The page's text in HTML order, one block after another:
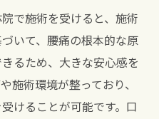
で施術を受けると、施術
いて、腰痛の根本的な原
るため、大きな安心感を
施術環境が整っており、
けることが可能です。口